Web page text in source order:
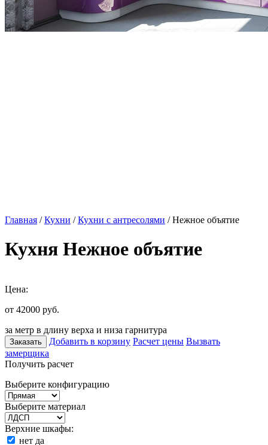
Главная /Кухни /Кухни с антресолями / Нежное объятие
Кухня Нежное объятие
Цена:
от 42000 руб.
за метр в длину верха и низа гарнитура
Заказать Добавить в корзину Расчет цены Вызвать
замерщика
Получить расчет
Выберите конфигурацию
Выберите материал
Верхние шкафы:
нет да